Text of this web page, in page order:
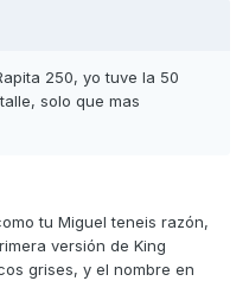
250, yo tuve la 50
solo que mas
tu Miguel teneis razón,
versión de King
grises, y el nombre en